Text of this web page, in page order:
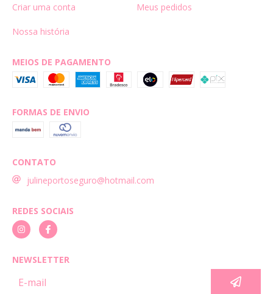
Criar uma conta Meus pedidos
Nossa história
MEIOS DE PAGAMENTO
FORMAS DE ENVIO
CONTATO
julineportoseguro@hotmail.com
REDES SOCIAIS
NEWSLETTER